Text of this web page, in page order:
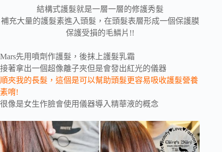
結構式護髮就是一層一層的修護秀髮
補充大量的護髮素進入頭髮，在頭髮表層形成一個保護膜
保護受損的毛鱗片!!
Mars先用噴劑作護髮，後抹上護髮乳霜
接著拿出一個超像離子夾但是會發出紅光的儀器
順夾我的長髮，這個是可以幫助頭髮更容易吸收護髮營養
素唷!
很像是女生作臉會使用儀器導入精華液的概念